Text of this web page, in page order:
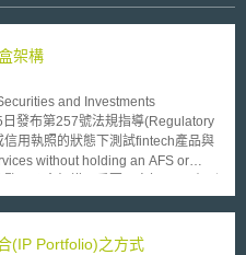
架構
and Investments
發布第257號法規指導(Regulatory
用執照的狀態下測試fintech產品與
without holding an AFS or
，透過法規以及ASIC澳洲已經提
外交易服務。 2.ASIC的
(IP Portfolio)之方式